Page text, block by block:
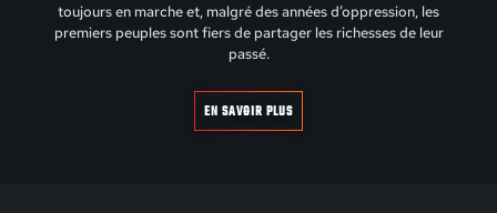
toujours en marche et, malgré des années d’oppression, les
premiers peuples sont fiers de partager les richesses de leur
passé.
EN SAVOIR PLUS